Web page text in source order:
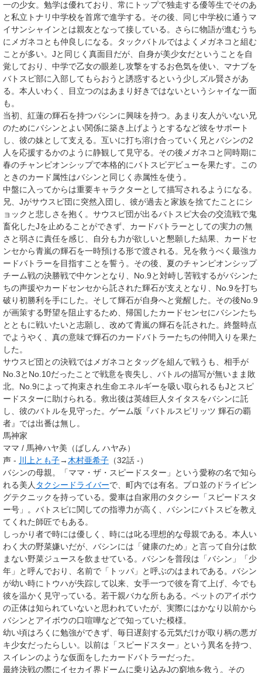
一の少女。勉学は優れており、常にトップで独走する優等生でそのあ
と私立トナリ中学校を首席で進学する。その後、同じ中学校に通うマ
イサンシャインとは親友となって接している。さらに物語が進むうち
にメガネコとも仲良しになる。タックバトルではよくメガネコと組む
ことが多い。Jと同じく真面目だが、自身が美少女だということを自
覚しており、中学で乙女の眼差し攻撃をするお色気を使い、マナブを
バトスピ部に入部してもらおうと誘惑するという少しズル賢さがあ
る。本人いわく、目立つのはあまり好きではないというシャイな一面
も。
当初、紅蓮の輝石を持つバシンに興味を持つ。あまり友人がいない兄
のためにバシンとよい関係に築き上げようとするなど彼をサポート
し、彼の妹として支える。互いに打ち溶け合っていく兄とバシンの2
人を応援するかのように静観して見守る。その後メガネコと同時期に
春のチャンピオンシップで本格的にバトスピデビューを果たす。この
ときのカード属性はバシンと同じく赤属性を使う。
中盤に入ってからは重要キャラクターとして描写されるようになる。
兄、Jがサウスピ団に突然入団し、彼が過去と家族を捨てたことにシ
ョックと悲しさを抱く。サウスピ団が出るバトスピ大会の交流戦で鬼
畜化したJを止めることができず、カードバトラーとしての実力の無
さと弱さに責任を感じ、自分も力が欲しいと懇願した結果、カードセ
ンセから青嵐の輝石を一時預ける形で渡される。兄を救うべく最強カ
ードバトラーを目指すことを誓う。その後、夏のチャンピオンシップ
チーム戦の決勝戦で中ケンとなり、No.9と対峙し苦戦するがバシンた
ちの声援やカードセンセから託された輝石が支えとなり、No.9を打ち
破り初勝利を手にした。そして輝石が自身へと覚醒した。その後No.9
が画策する野望を阻止するため、帰国したカードセンセにバシンたち
とともに戦いたいと志願し、改めて青嵐の輝石を託された。終盤時点
でようやく、真の意味で輝石のカードバトラーたちの仲間入りを果た
した。
サウスピ団との決戦ではメガネコとタッグを組んで戦うも、相手が
No.3とNo.10だったことで戦意を喪失し、バトルの描写が無いまま敗
北。No.9によって拘束され生命エネルギーを吸い取られるもJとスピ
ードスターに助けられる。救出後は英雄巨人タイタスをバシンに託
し、彼のバトルを見守った。ゲーム版『バトルスピリッツ 輝石の覇
者』では出番は無し。
馬神家
ママ / 馬神ハヤ美（ばしん ハヤみ）
声 - 川上とも子→ 木村亜希子 （32話 -）
バシンの母親。「ママ・ザ・スピードスター」という愛称の名で知ら
れる美人 タクシードライバーで、町内では有名。プロ並のドライビン
グテクニックを持っている。愛車は自家用のタクシー「スピードスタ
ー号」。バトスピに関しての指導力が高く、バシンにバトスピを教え
てくれた師匠でもある。
しっかり者で時には優しく、時には叱る理想的な母親である。本人い
わく大の野菜嫌いだが、バシンには「健康のため」と言って自分は飲
まない野菜ジュースを飲ませている。バシンを普段は「バシン」「少
年」と呼んでおり、名前で「トッパ」と呼ぶのはまれである。バシン
が幼い時にトウハが失踪して以来、女手一つで彼を育て上げ、今でも
彼を温かく見守っている。若干親バカな所もある。ペットのアイボウ
の正体は知られていないと思われていたが、実際にはかなり以前から
バシンとアイボウの口喧嘩などで知っていた模様。
幼い頃はろくに勉強ができず、毎日遅刻する元気だけが取り柄の悪ガ
キ少女だったらしい。以前は「スピードスター」という異名を持つ、
スイレンのような仮面をしたカードバトラーだった。
最終決戦の際にイセカイ界ドームに乗り込みJの窮地を救う。その